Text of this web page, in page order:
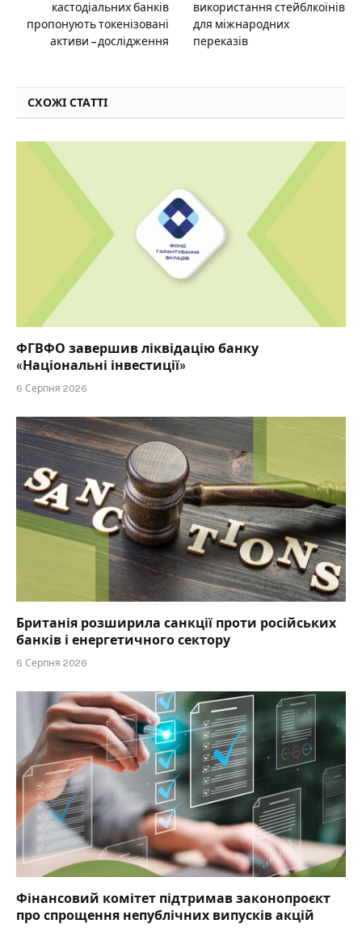
кастодіальних банків
пропонують токенізовані
активи – дослідження
використання стейблкоїнів
для міжнародних
переказів
СХОЖІ СТАТТІ
ФГВФО завершив ліквідацію банку
«Національні інвестиції»
6 Серпня 2026
Британія розширила санкції проти російських
банків і енергетичного сектору
6 Серпня 2026
Фінансовий комітет підтримав законопроєкт
про спрощення непублічних випусків акцій